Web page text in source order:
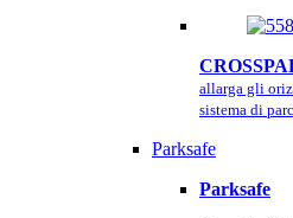
allarga gli
sistema di
Parksafe
Parksafe